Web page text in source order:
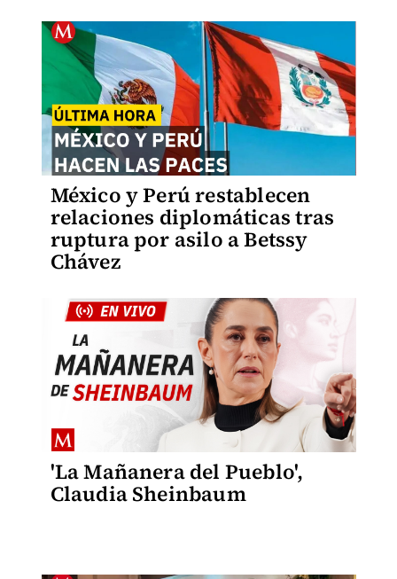
México y Perú restablecen
relaciones diplomáticas tras
ruptura por asilo a Betssy
Chávez
'La Mañanera del Pueblo',
Claudia Sheinbaum